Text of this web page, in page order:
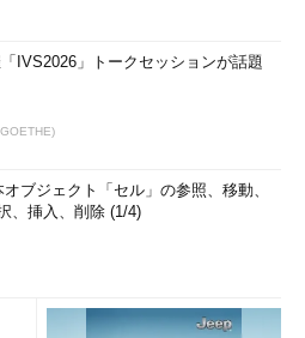
IVS2026」トークセッションが話題
ブジェクト「セル」の参照、移動、
、挿入、削除 (1/4)